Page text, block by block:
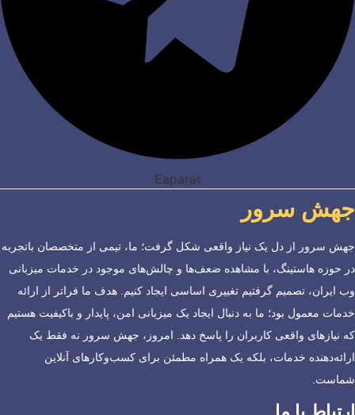
Eaparat
جهش سرور
جهش سرور از دل یک نیاز واقعی شکل گرفت؛ ما، تیمی از متخصصان باتجربه
در حوزه هاستینگ، با مشاهده ضعف‌ها و چالش‌های موجود در خدمات میزبانی
وب ایران، تصمیم گرفتیم تغییری اساسی ایجاد کنیم. هدف ما فراتر از ارائه
خدمات معمول بود؛ ما به دنبال ایجاد یک میزبانی امن، پایدار و باکیفیت هستیم
که نیازهای واقعی کاربران را پاسخ دهد. امروز، جهش سرور نه فقط یک
ارائه‌دهنده خدمات، بلکه یک همراه مطمئن برای کسب‌وکارهای آنلاین
شماست.